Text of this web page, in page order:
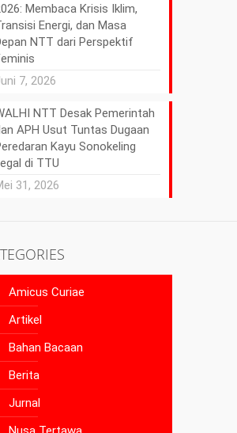
Membaca Krisis Iklim,
Energi, dan Masa
NTT dari Perspektif
7, 2026
NTT Desak Pemerintah
APH Usut Tuntas Dugaan
Kayu Sonokeling
di TTU
31, 2026
Amicus Curiae
Artikel
Bahan Bacaan
Berita
Jurnal